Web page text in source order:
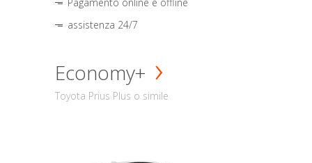
assistenza 24/7
Economy+
Toyota Prius Plus o simile